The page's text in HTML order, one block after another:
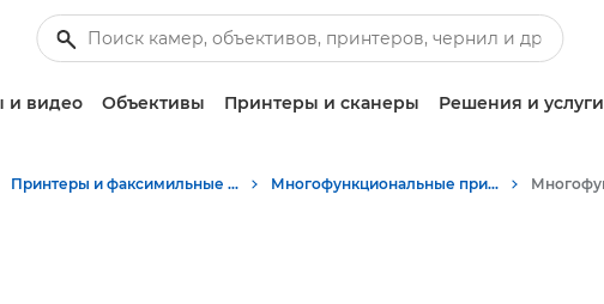
и видео Объективы Принтеры и сканеры Решения и услуги
Принтеры и факсимильные аппараты для бизнеса Многофункциональные принтеры - Принтеры «Все в одном»